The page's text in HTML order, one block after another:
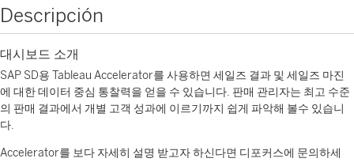
Descripción
대시보드 소개
SAP SD용 Tableau Accelerator를 사용하면 세일즈 결과 및 세일즈 마진
에 대한 데이터 중심 통찰력을 얻을 수 있습니다. 판매 관리자는 최고 수준
의 판매 결과에서 개별 고객 성과에 이르기까지 쉽게 파악해 볼수 있습니
다.
Accelerator를 보다 자세히 설명 받고자 하신다면 디포커스에 문의하세